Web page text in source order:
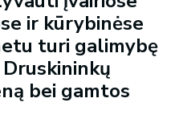
ir kūrybinėse
turi galimybę
bei gamtos